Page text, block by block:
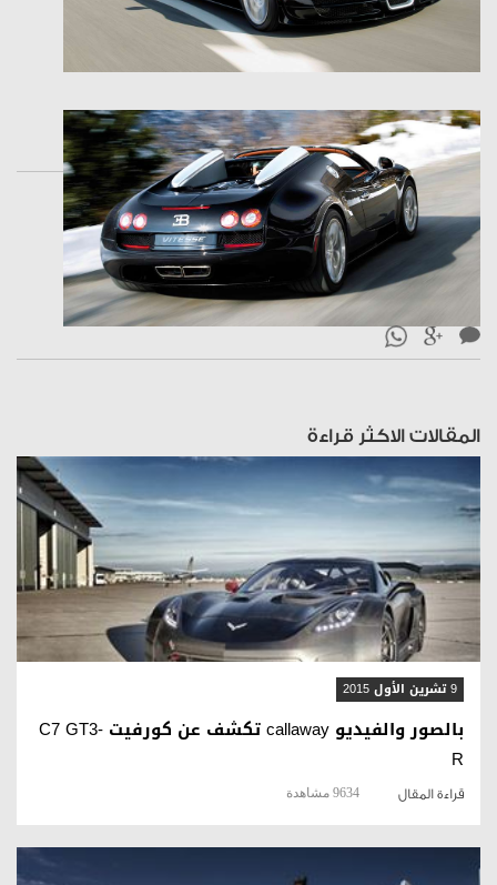
المقالات الاكثر قراءة
قراءة المقال
9 تشرين الأول 2015
بالصور والفيديو callaway تكشف عن كورفيت C7 GT3-
R
قراءة المقال 9634 مشاهدة